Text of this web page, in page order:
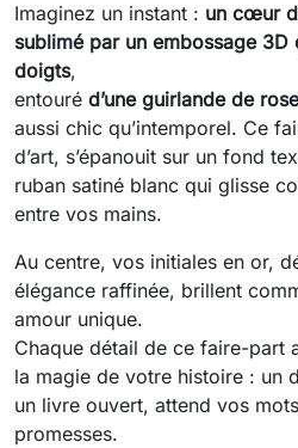
Imaginez un instant : un cœur
sublimé par un embossage 3D
doigts,
entouré d’une guirlande de
aussi chic qu’intemporel. Ce
d’art, s’épanouit sur un fond
ruban satiné blanc qui glisse
entre vos mains.
Au centre, vos initiales en or,
élégance raffinée, brillent
amour unique.
Chaque détail de ce faire-part
la magie de votre histoire : un
un livre ouvert, attend vos
promesses.